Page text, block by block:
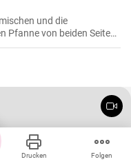
und die
Pfanne von beiden Seiten
Drucken Folgen